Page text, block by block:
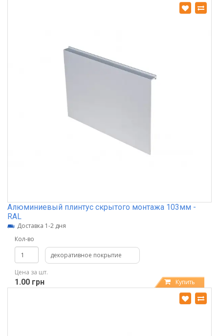
Алюминиевый плинтус скрытого монтажа 103мм -
RAL
Доставка 1-2 дня
Кол-во
декоративное покрытие
Цена за шт.
1.00 грн Купить